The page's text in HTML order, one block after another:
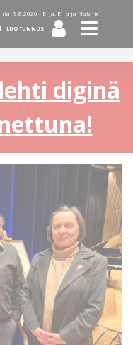
9.8.2026 - Erja, Eira ja Natalie
LUO TUNNUS
diginä